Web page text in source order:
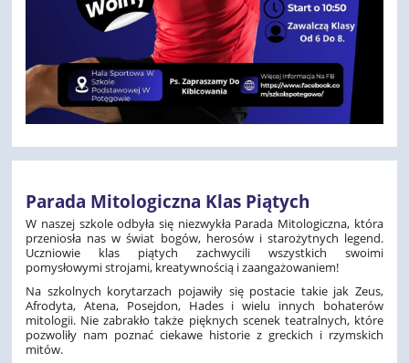
Parada Mitologiczna Klas Piątych
W naszej szkole odbyła się niezwykła Parada Mitologiczna, która
przeniosła nas w świat bogów, herosów i starożytnych legend.
Uczniowie klas piątych zachwycili wszystkich swoimi
pomysłowymi strojami, kreatywnością i zaangażowaniem!
Na szkolnych korytarzach pojawiły się postacie takie jak Zeus,
Afrodyta, Atena, Posejdon, Hades i wielu innych bohaterów
mitologii. Nie zabrakło także pięknych scenek teatralnych, które
pozwoliły nam poznać ciekawe historie z greckich i rzymskich
mitów.